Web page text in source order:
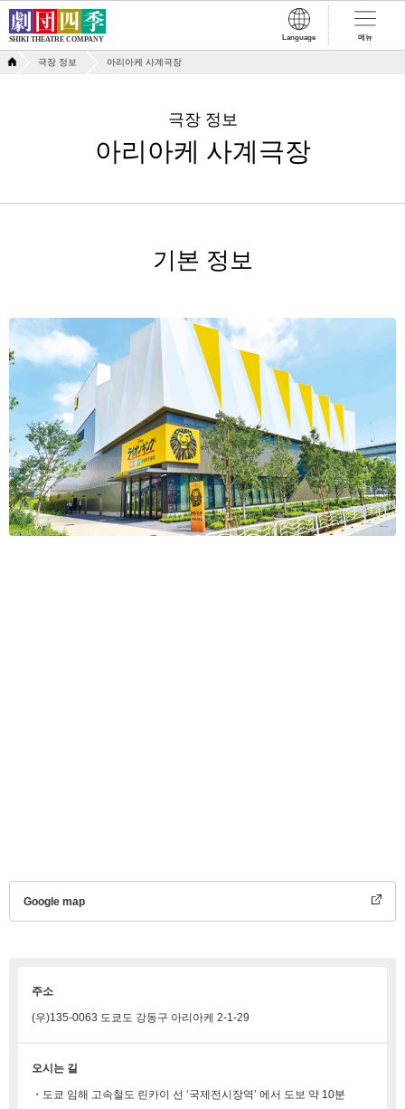
SHIKI THEATRE COMPANY Language 메뉴
극장 정보 아리아케 사계극장
극장 정보
아리아케 사계극장
기본 정보
Google map
주소
(우)135-0063 도쿄도 강동구 아리아케 2-1-29
오시는 길
・도쿄 임해 고속철도 린카이 선 ‘국제전시장역’ 에서 도보 약 10분